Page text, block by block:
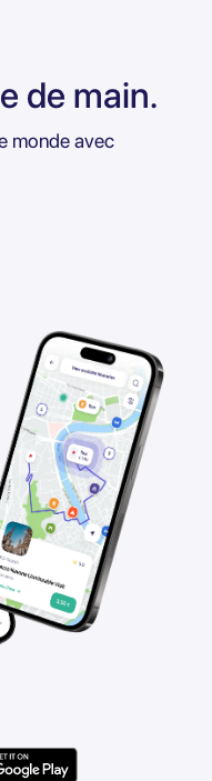
de main.
monde avec